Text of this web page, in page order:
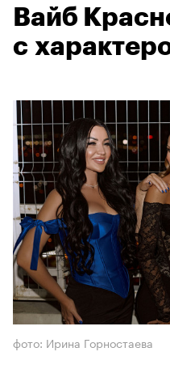
Вайб
с
фото: Ирина Горностаева